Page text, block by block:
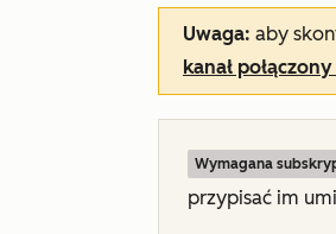
Uwaga: aby
kanał
Wymagana
przypisać im